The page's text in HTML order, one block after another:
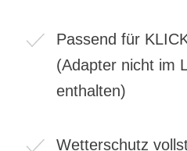
Passend für
(Adapter nicht im
enthalten)
Wetterschutz